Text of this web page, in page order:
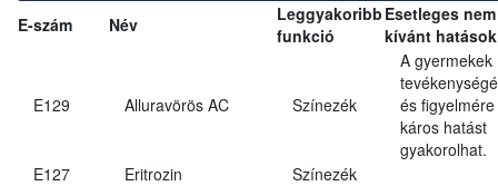
E-szám Név
Leggyakoribb
funkció
Esetleges nem
kívánt hatások
E129 Alluravörös AC Színezék
A gyermekek
és figyelmére
káros hatást
gyakorolhat.
E127
Eritrozin Színezék